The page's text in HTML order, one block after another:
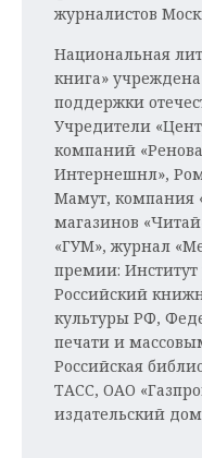
журналистов
Национальная
книга»
поддержки
Учредители
компаний
Интернешнл»,
Мамут, компания
магазинов
«ГУМ», журнал
премии:
Российский
культуры РФ,
печати и
Российская
ТАСС, ОАО
издательский